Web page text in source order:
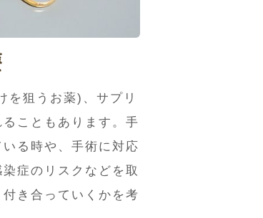
を狙うお薬)、サプリ
こともあります。手
る時や、手術に対応
症のリスクなどを取
き合っていくかを考